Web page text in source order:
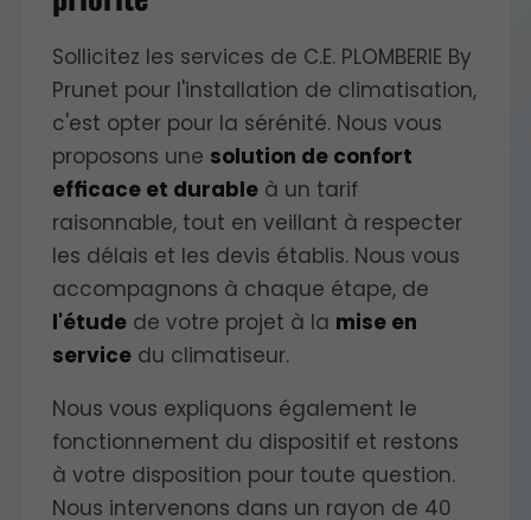
Sollicitez les services de C.E. PLOMBERIE By
Prunet pour l'installation de climatisation,
c'est opter pour la sérénité. Nous vous
proposons une solution de confort
efficace et durable à un tarif
raisonnable, tout en veillant à respecter
les délais et les devis établis. Nous vous
accompagnons à chaque étape, de
l'étude de votre projet à la mise en
service du climatiseur.
Nous vous expliquons également le
fonctionnement du dispositif et restons
à votre disposition pour toute question.
Nous intervenons dans un rayon de 40